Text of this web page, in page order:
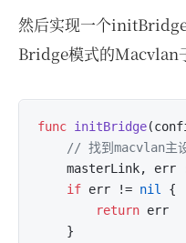
然后实现一个
Bridge模式的Macvlan
func initBridge
// 找到macvlan主
if err != nil
{
return err